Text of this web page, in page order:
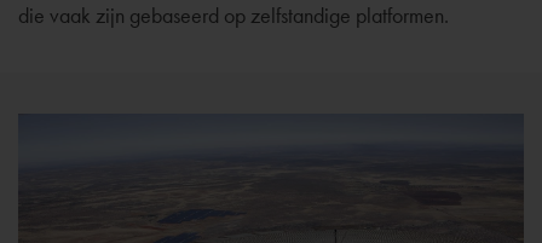
die vaak zijn gebaseerd op zelfstandige platformen.